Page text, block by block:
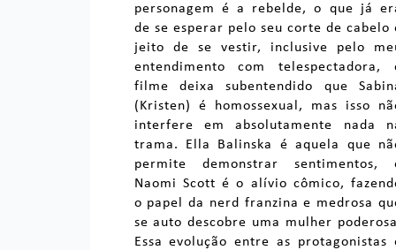
personagem é a rebelde, o que já
de se esperar pelo seu corte de cabelo
jeito de se vestir, inclusive pelo
entendimento com telespectadora,
filme deixa subentendido que
(Kristen) é homossexual, mas isso
interfere em absolutamente nada
trama. Ella Balinska é aquela que
permite demonstrar sentimentos,
Naomi Scott é o alívio cômico,
o papel da nerd franzina e medrosa
se auto descobre uma mulher
Essa evolução entre as protagonistas